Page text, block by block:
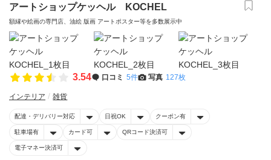
アートショップケッヘル KOCHEL
額縁や絵画の専門店、油絵 版画 アートポスター等を多数展示中
3.54 口コミ 5件 写真 127枚
インテリア 雑貨
配達・デリバリー対応 日祝OK クーポン有
駐車場有 カード可 QRコード決済可
電子マネー決済可